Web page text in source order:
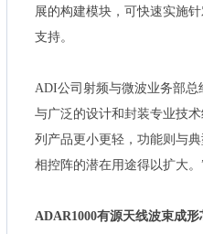
展的构建模块，可快速实施
支持。
ADI公司射频与微波业务部总
与广泛的设计和封装专业技
列产品更小更轻，功能则与
相控阵的潜在用途得以扩大。
ADAR1000有源天线波束成